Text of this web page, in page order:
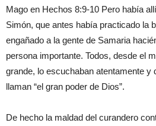
Mago en Hechos 8:9-10 Pero había
Simón, que antes había practicado la
engañado a la gente de Samaria
persona importante. Todos, desde el
grande, lo escuchaban atentamente y
llaman “el gran poder de Dios”.
De hecho la maldad del curandero